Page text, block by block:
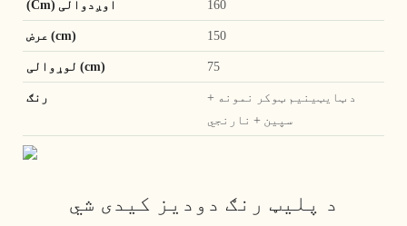
(Cm) اوږدوالی 160
عرض (cm) 150
لوړوالی (cm) 75
رنګ
د ټایټینیم ټوکر نمونه +
سپین + نارنجي
د پلیټ رنګ دودیز کیدی شي